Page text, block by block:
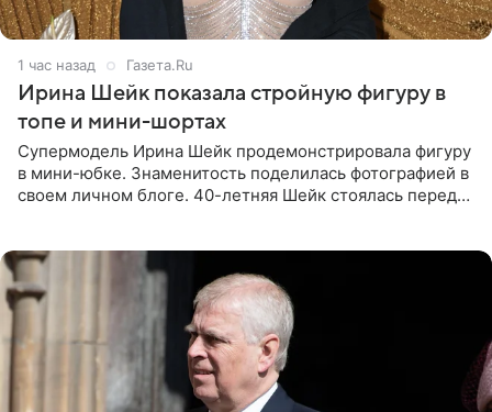
1 час назад Газета.Ru
Ирина Шейк показала стройную фигуру в
топе и мини-шортах
Супермодель Ирина Шейк продемонстрировала фигуру
в мини-юбке. Знаменитость поделилась фотографией в
своем личном блоге. 40-летняя Шейк стоялась перед